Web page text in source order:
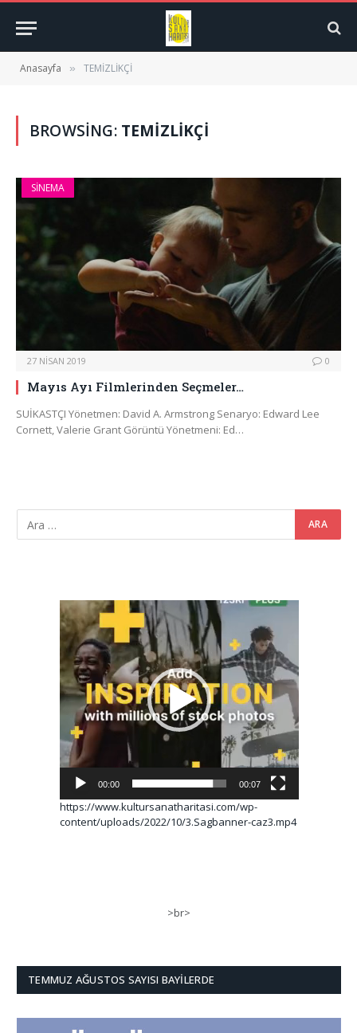
Anasayfa » TEMİZLİKÇİ
BROWSING: TEMİZLİKÇİ
SINEMA
27 NISAN 2019 0
Mayıs Ayı Filmlerinden Seçmeler…
SUİKASTÇI Yönetmen: David A. Armstrong Senaryo: Edward Lee
Cornett, Valerie Grant Görüntü Yönetmeni: Ed…
Video
oynatıcı
00:00 00:07
https://www.kultursanatharitasi.com/wp-
content/uploads/2022/10/3.Sagbanner-caz3.mp4
>br>
TEMMUZ AĞUSTOS SAYISI BAYILERDE